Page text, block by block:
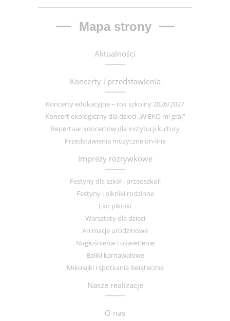
Mapa strony
Aktualności
Koncerty i przedstawienia
Koncerty edukacyjne – rok szkolny 2026/2027
Koncert ekologiczny dla dzieci „W EKO mi graj”
Repertuar koncertów dla instytucji kultury
Przedstawienia muzyczne on-line
Imprezy rozrywkowe
Festyny dla szkół i przedszkoli
Festyny i pikniki rodzinne
Eko pikniki
Warsztaty dla dzieci
Animacje urodzinowe
Nagłośnienie i oświetlenie
Baliki karnawałowe
Mikołajki i spotkania świąteczne
Nasze realizacje
O nas